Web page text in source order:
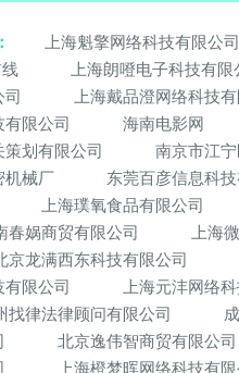
上海魁擎网络科技有限公司
上海朗噔电子科技有限
司
上海戴品澄网络科技
限公司
海南电影网
划有限公司
南京市江
机械厂
东莞百彦信息科
上海璞氧食品有限公司
春娲商贸有限公司 上海
京龙满西东科技有限公司
限公司
上海元沣网络
找律法律顾问有限公司
北京逸伟智商贸有限公司
上海橙梦晖网络科技有